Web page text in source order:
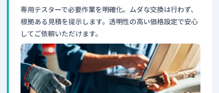
専用テスターで必要作業を明確化。ムダな交換は行わず、
根拠ある見積を提示します。透明性の高い価格設定で安心
してご依頼いただけます。